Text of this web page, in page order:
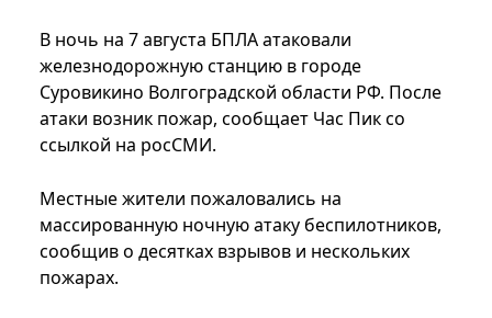
В ночь на 7 августа БПЛА атаковали
железнодорожную станцию в городе
Суровикино Волгоградской области РФ. После
атаки возник пожар, сообщает Час Пик со
ссылкой на росСМИ.
Местные жители пожаловались на
массированную ночную атаку беспилотников,
сообщив о десятках взрывов и нескольких
пожарах.